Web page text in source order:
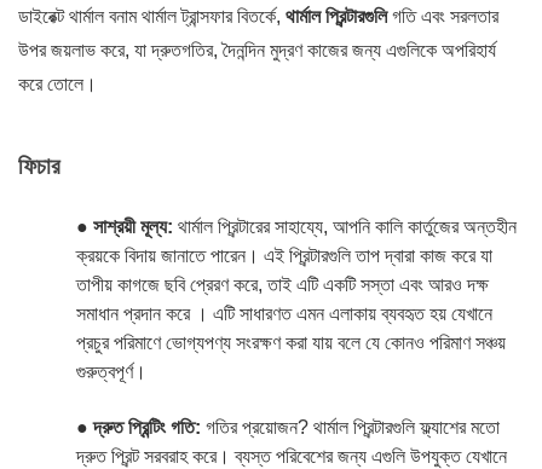
ডাইরেক্ট থার্মাল বনাম থার্মাল ট্রান্সফার বিতর্কে, থার্মাল প্রিন্টারগুলি গতি এবং সরলতার
উপর জয়লাভ করে, যা দ্রুতগতির, দৈনন্দিন মুদ্রণ কাজের জন্য এগুলিকে অপরিহার্য
করে তোলে।
ফিচার
● সাশ্রয়ী মূল্য: থার্মাল প্রিন্টারের সাহায্যে, আপনি কালি কার্তুজের অন্তহীন
ক্রয়কে বিদায় জানাতে পারেন। এই প্রিন্টারগুলি তাপ দ্বারা কাজ করে যা
তাপীয় কাগজে ছবি প্রেরণ করে, তাই এটি একটি সস্তা এবং আরও দক্ষ
সমাধান প্রদান করে । এটি সাধারণত এমন এলাকায় ব্যবহৃত হয় যেখানে
প্রচুর পরিমাণে ভোগ্যপণ্য সংরক্ষণ করা যায় বলে যে কোনও পরিমাণ সঞ্চয়
গুরুত্বপূর্ণ।
● দ্রুত প্রিন্টিং গতি: গতির প্রয়োজন? থার্মাল প্রিন্টারগুলি ফ্ল্যাশের মতো
দ্রুত প্রিন্ট সরবরাহ করে। ব্যস্ত পরিবেশের জন্য এগুলি উপযুক্ত যেখানে